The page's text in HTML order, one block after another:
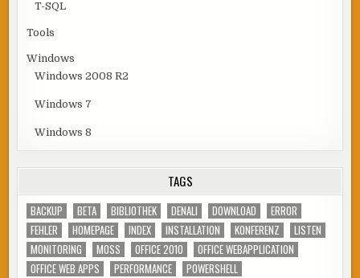
T-SQL
Tools
Windows
Windows 2008 R2
Windows 7
Windows 8
TAGS
BACKUP BETA BIBLIOTHEK DENALI DOWNLOAD
ERROR
FEHLER
HOMEPAGE INDEX INSTALLATION KONFERENZ
LISTEN
MONITORING
MOSS OFFICE 2010
OFFICE WEBAPPLICATION
OFFICE WEB APPS
PERFORMANCE
POWERSHELL